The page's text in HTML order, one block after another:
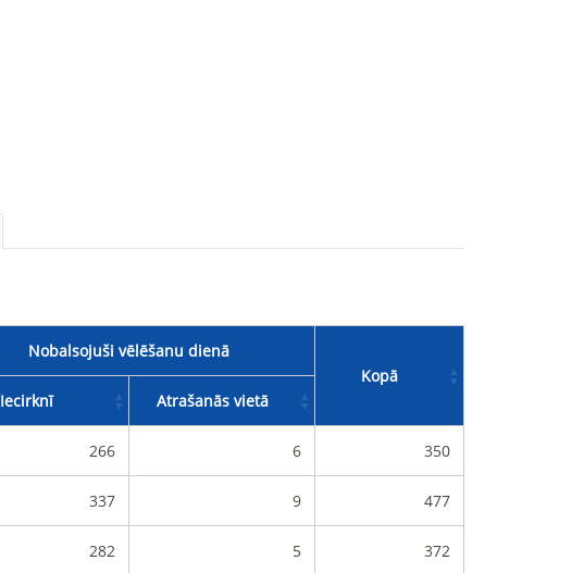
Nobalsojuši vēlēšanu dienā
Kopā
Iecirknī Atrašanās vietā
266 6 350
337 9 477
282 5 372